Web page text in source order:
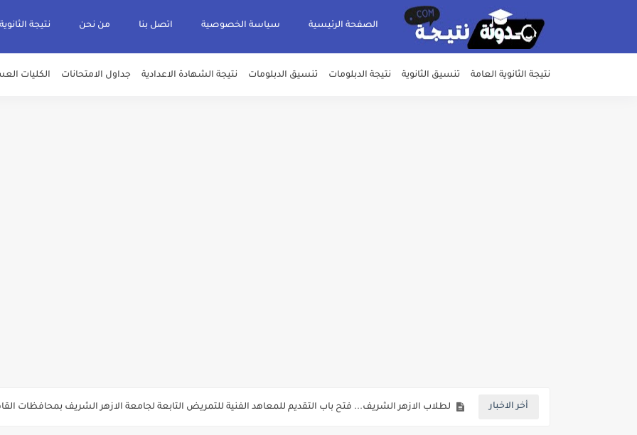
الصفحة الرئيسية سياسة الخصوصية اتصل بنا من نحن نتيجة
نتيجة الثانوية العامة تنسيق الثانوية نتيجة الدبلومات تنسيق الدبلومات نتيجة الشهادة الاعدادية جداول الامتحانات الكليات
أخر الاخبار